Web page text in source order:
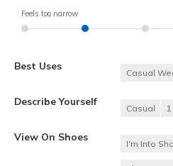
Feels too narrow
Best Uses
Casual
Describe Yourself
Casual 1
View On Shoes
I'm Into